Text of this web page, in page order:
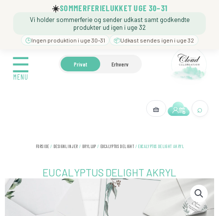
☀️SOMMERFERIELUKKET UGE 30–31
Vi holder sommerferie og sender udkast samt godkendte
produkter ud igen i uge 32
🕒Ingen produktion i uge 30–31 📦Udkast sendes igen i uge 32
☰
MENU
Privat Erhverv
🧺 ⌕
☰
MENU
🍼 BARNEDÅB ❓️ BESØG
FORSIDE / DESIGNLINJER / BRYLLUP / EUCALYPTUS DELIGHT / EUCALYPTUS DELIGHT AKRYL
EUCALYPTUS DELIGHT AKRYL